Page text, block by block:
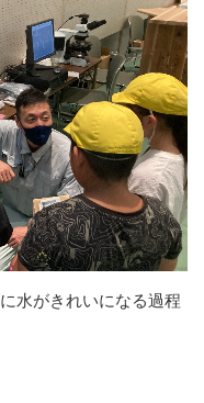
水がきれいになる過程